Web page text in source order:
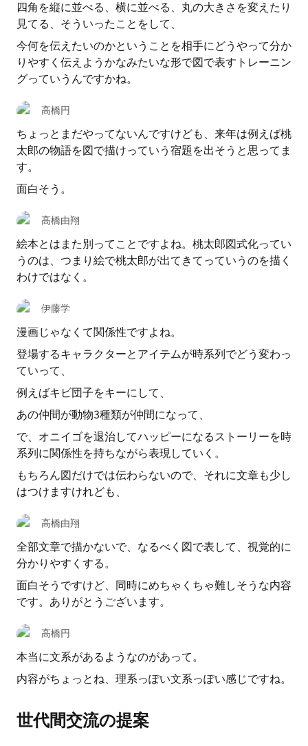
四角を縦に並べる、横に並べる、丸の大きさを変えたり
見てる、そういったことをして、
今何を伝えたいのかということを相手にどうやって分か
りやすく伝えようかなみたいな形で図で表すトレーニン
グっていうんですかね。
高橋円
ちょっとまだやってないんですけども、来年は例えば桃
太郎の物語を図で描けっていう宿題を出そうと思ってま
す。
面白そう。
高橋由翔
絵本とはまた別ってことですよね。桃太郎図式化ってい
うのは、つまり絵で桃太郎が出てきてっていうのを描く
わけではなく。
伊藤学
漫画じゃなくて関係性ですよね。
登場するキャラクターとアイテムが時系列でどう変わっ
ていって、
例えばキビ団子をキーにして、
あの仲間が動物3種類が仲間になって、
で、オニイゴを退治してハッピーになるストーリーを時
系列に関係性を持ちながら表現していく。
もちろん図だけでは伝わらないので、それに文章も少し
はつけますけれども、
高橋由翔
全部文章で描かないで、なるべく図で表して、視覚的に
分かりやすくする。
面白そうですけど、同時にめちゃくちゃ難しそうな内容
です。ありがとうございます。
高橋円
本当に文系があるようなのがあって。
内容がちょっとね、理系っぽい文系っぽい感じですね。
世代間交流の提案